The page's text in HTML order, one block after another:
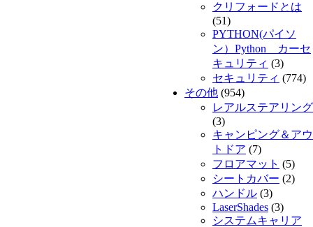
クリフォードとは
(51)
PYTHON(パイソ
ン）Python カーセ
キュリティ (3)
セキュリティ (774)
その他 (954)
レアルステアリング
(3)
キャンピング＆アウ
トドア (7)
フロアマット (5)
シートカバー (2)
ハンドル (3)
LaserShades (3)
システムキャリア